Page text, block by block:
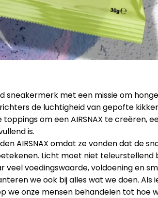
sneakermerk met een missie om
de luchtigheid van gepofte
toppings om een AIRSNAX te creëren,
is.
AIRSNAX omdat ze vonden dat de
Licht moet niet teleurstellend
veel voedingswaarde, voldoening en
we ook bij alles wat we doen.
we onze mensen behandelen tot